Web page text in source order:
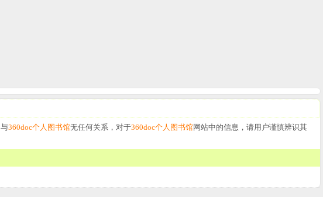
与360doc个人图书馆无任何关系，对于360doc个人图书馆网站中的信息，请用户谨慎辨识其